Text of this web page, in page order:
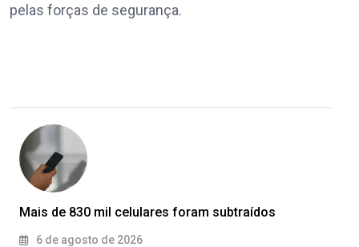
pelas forças de segurança.
Mais de 830 mil celulares foram subtraídos
6 de agosto de 2026